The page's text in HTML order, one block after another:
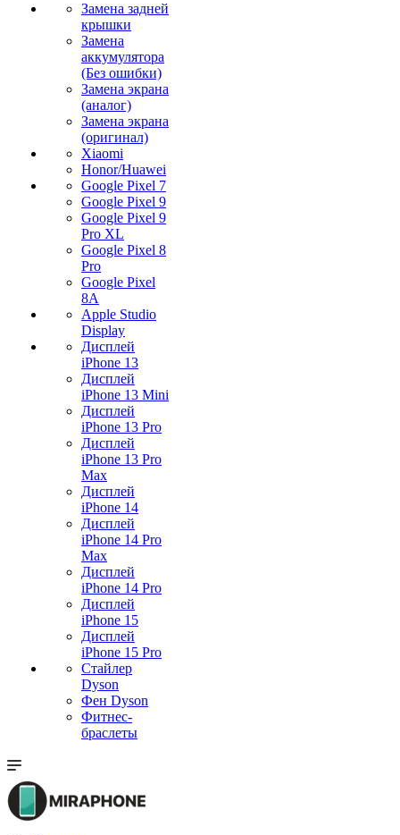
Замена задней
крышки
Замена
аккумулятора
(Без ошибки)
Замена экрана
(аналог)
Замена экрана
(оригинал)
Xiaomi
Honor/Huawei
Google Pixel 7
Google Pixel 9
Google Pixel 9
Pro XL
Google Pixel 8
Pro
Google Pixel
8A
Apple Studio
Display
Дисплей
iPhone 13
Дисплей
iPhone 13 Mini
Дисплей
iPhone 13 Pro
Дисплей
iPhone 13 Pro
Max
Дисплей
iPhone 14
Дисплей
iPhone 14 Pro
Max
Дисплей
iPhone 14 Pro
Дисплей
iPhone 15
Дисплей
iPhone 15 Pro
Стайлер
Dyson
Фен Dyson
Фитнес-
браслеты